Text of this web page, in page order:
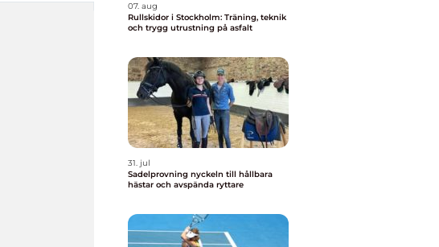
07. aug
Rullskidor i Stockholm: Träning, teknik
och trygg utrustning på asfalt
31. jul
Sadelprovning nyckeln till hållbara
hästar och avspända ryttare